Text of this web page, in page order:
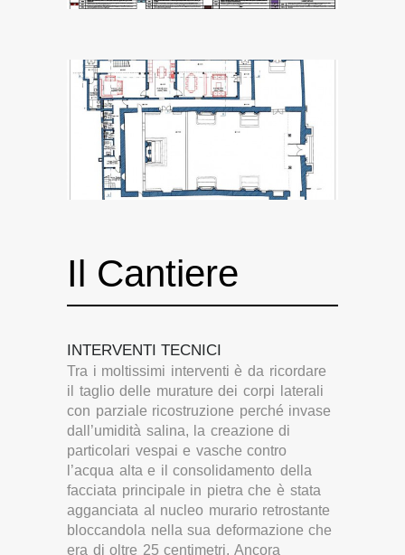
Il Cantiere
INTERVENTI TECNICI
Tra i moltissimi interventi è da ricordare
il taglio delle murature dei corpi laterali
con parziale ricostruzione perché invase
dall’umidità salina, la creazione di
particolari vespai e vasche contro
l’acqua alta e il consolidamento della
facciata principale in pietra che è stata
agganciata al nucleo murario retrostante
bloccandola nella sua deformazione che
era di oltre 25 centimetri. Ancora